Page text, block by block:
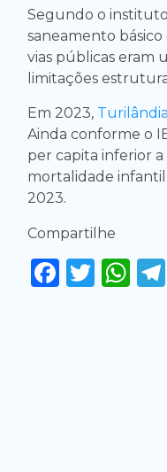
Segundo o
saneamento básico
vias públicas eram
limitações
Em 2023, Turilândia
Ainda conforme o
per capita inferior
mortalidade infantil
2023.
Compartilhe